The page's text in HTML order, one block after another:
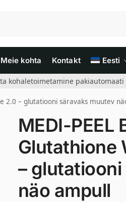
Meie kohta Kontakt Eesti
kohaletoimetamine pakiautomaati
2.0 – glutatiooni säravaks muutev
MEDI-PEEL
Glutathione
–
näo ampull